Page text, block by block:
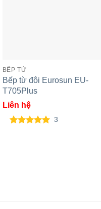
BẾP TỪ
Bếp từ đôi Eurosun EU-
T705Plus
Liên hệ
3